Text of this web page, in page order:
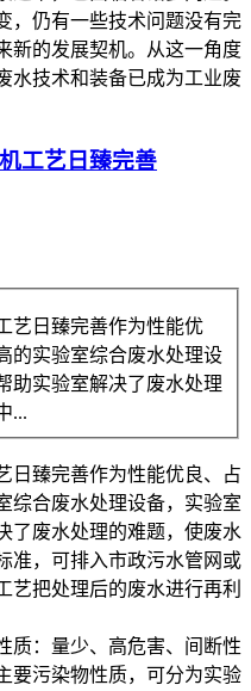
，仍有一些技术问题没有完
新的发展契机。从这一角度
水技术和装备已成为工业废
工艺日臻完善
艺日臻完善作为性能优
的实验室综合废水处理设
助实验室解决了废水处理
...
日臻完善作为性能优良、占
综合废水处理设备，实验室
了废水处理的难题，使废水
准，可排入市政污水管网或
艺把处理后的废水进行再利
：量少、高危害、间断性
要污染物性质，可分为实验